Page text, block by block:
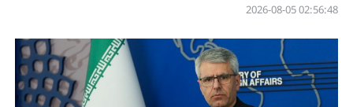
02:56:48 2026-08-05